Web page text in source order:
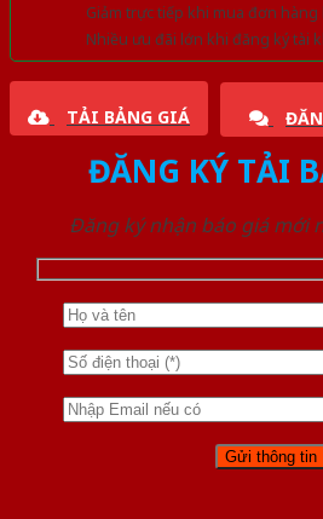
Giảm trực tiếp khi mua đơn
Nhiều ưu đãi lớn khi đăng ký tài
TẢI BẢNG GIÁ
ĐĂNG KÝ TẢI
Đăng ký nhận báo giá mới